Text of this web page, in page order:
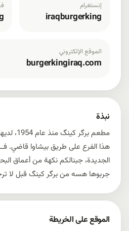
نبذة
هذا الفرع على طريق بيشاوا قاضي.
الجديدة، جبنالكم نكهة من أعماق
جربوها هسه من برگر كينگ قبل لا
إنستغرام
iraqburgerking
الموقع الإلكتروني
burgerkingiraq.com
الموقع على الخريطة